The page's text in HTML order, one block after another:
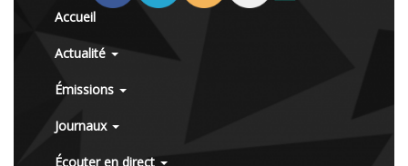
Accueil
Actualité
Émissions
Journaux
Écouter en direct